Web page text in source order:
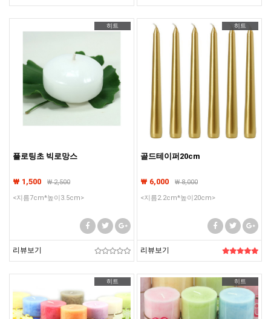
히트
플로팅초 빅로망스
₩ 1,500 ₩2,500
<지름7cm*높이3.5cm>
리뷰보기
히트
골드테이퍼20cm
₩ 6,000 ₩8,000
<지름2.2cm*높이20cm>
리뷰보기
히트 히트